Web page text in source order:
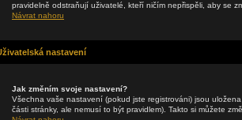
pravidelně odstraňují uživatelé, kteří ničím nepřispěli, aby se
Návrat nahoru
nastavení
Jak změním svoje nastavení?
Všechna vaše nastavení (pokud jste registrováni) jsou
části stránky, ale nemusí to být pravidlem). Takto si můžete